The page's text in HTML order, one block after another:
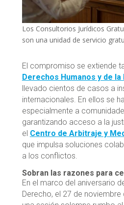
Los Consultorios Jurídicos
son una unidad de servicio
El compromiso se extiende
Derechos Humanos y de
llevado cientos de casos a
internacionales. En ellos se
especialmente a
garantizando acceso a la
el Centro de Arbitraje y
que impulsa soluciones
a los conflictos.
Sobran las razones para
En el marco del aniversario
Derecho, el 27 de